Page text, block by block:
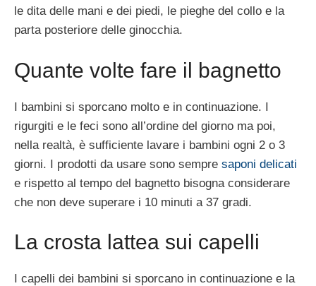
le dita delle mani e dei piedi, le pieghe del collo e la
parta posteriore delle ginocchia.
Quante volte fare il bagnetto
I bambini si sporcano molto e in continuazione. I
rigurgiti e le feci sono all’ordine del giorno ma poi,
nella realtà, è sufficiente lavare i bambini ogni 2 o 3
giorni. I prodotti da usare sono sempre saponi delicati
e rispetto al tempo del bagnetto bisogna considerare
che non deve superare i 10 minuti a 37 gradi.
La crosta lattea sui capelli
I capelli dei bambini si sporcano in continuazione e la